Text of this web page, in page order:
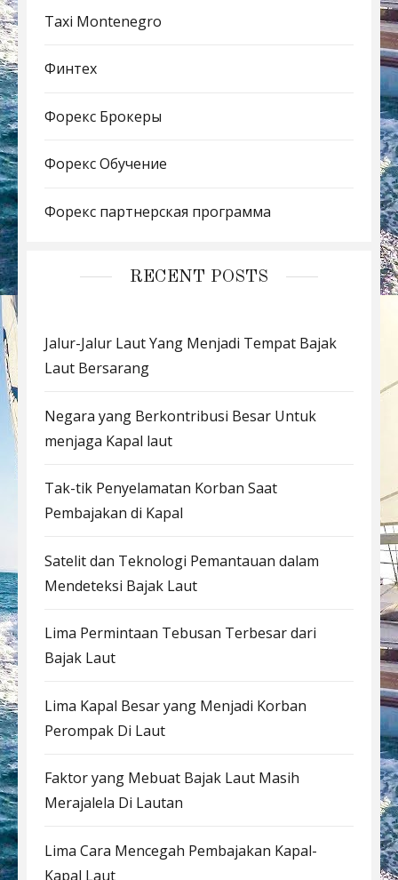
Taxi Montenegro
Финтех
Форекс Брокеры
Форекс Обучение
Форекс партнерская программа
RECENT POSTS
Jalur-Jalur Laut Yang Menjadi Tempat Bajak
Laut Bersarang
Negara yang Berkontribusi Besar Untuk
menjaga Kapal laut
Tak-tik Penyelamatan Korban Saat
Pembajakan di Kapal
Satelit dan Teknologi Pemantauan dalam
Mendeteksi Bajak Laut
Lima Permintaan Tebusan Terbesar dari
Bajak Laut
Lima Kapal Besar yang Menjadi Korban
Perompak Di Laut
Faktor yang Mebuat Bajak Laut Masih
Merajalela Di Lautan
Lima Cara Mencegah Pembajakan Kapal-
Kapal Laut